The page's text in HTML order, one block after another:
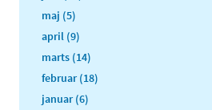
maj (5)
april (9)
marts (14)
februar (18)
januar (6)